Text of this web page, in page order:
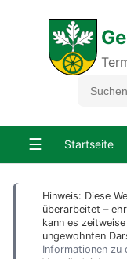
☰ Startseite
Hinweis: Diese
überarbeitet –
kann es
ungewohnten
Informationen zu